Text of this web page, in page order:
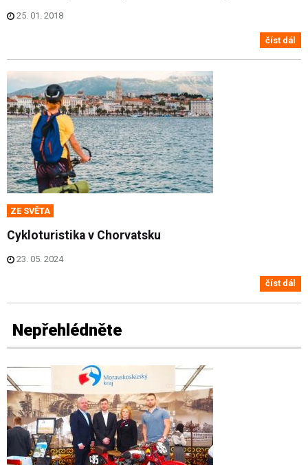
25. 01. 2018
číst dál
ZE SVĚTA
Cykloturistika v Chorvatsku
23. 05. 2024
číst dál
Nepřehlédněte